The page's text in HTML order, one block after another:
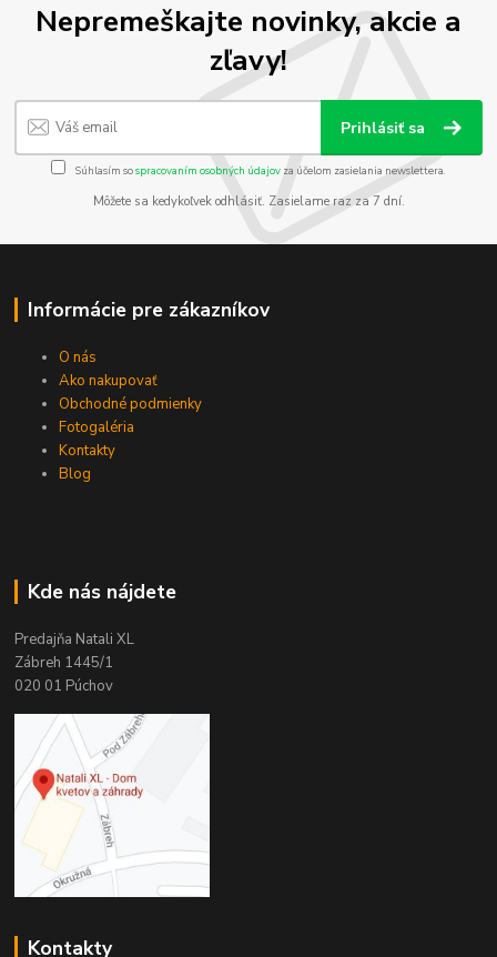
Nepremeškajte novinky, akcie a
zľavy!
Prihlásiť sa
Súhlasím sospracovaním osobných údajov za účelom zasielania newslettera.
Môžete sa kedykoľvek odhlásiť. Zasielame raz za 7 dní.
Informácie pre zákazníkov
O nás
Ako nakupovať
Obchodné podmienky
Fotogaléria
Kontakty
Blog
Kde nás nájdete
Predajňa Natali XL
Zábreh 1445/1
020 01 Púchov
Kontakty